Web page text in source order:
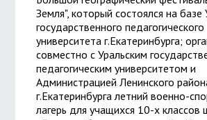
Земля", который состоялся на базе
государственного педагогического
университета г.Екатеринбурга;
совместно с Уральским
педагогическим университетом и
Администрацией Ленинского
г.Екатеринбурга летний военно-
лагерь для учащихся 10-х классов